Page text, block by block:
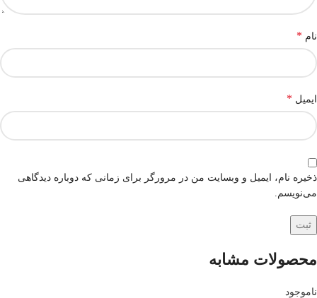
نام *
ایمیل *
ذخیره نام، ایمیل و وبسایت من در مرورگر برای زمانی که دوباره دیدگاهی
می‌نویسم.
محصولات مشابه
ناموجود